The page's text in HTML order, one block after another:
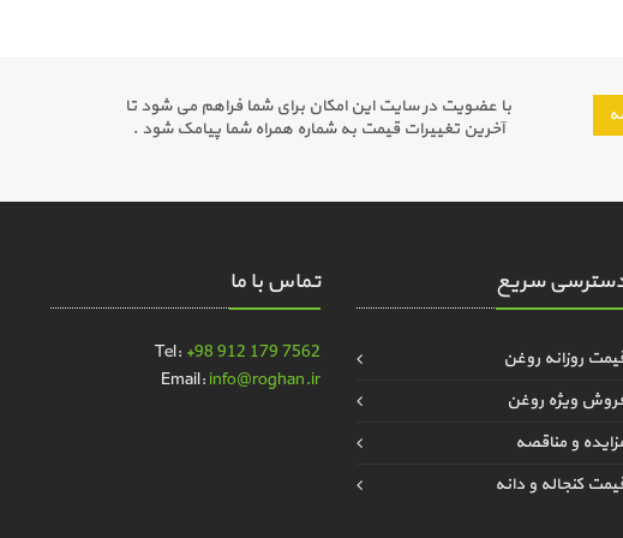
با عضویت در سایت این امکان برای شما فراهم می شود تا
آخرین تغییرات قیمت به شماره همراه شما پیامک شود .
سریع
روزانه روغن
ویژه روغن
و مناقصه
کنجاله و دانه
تماس با ما
Tel: +98 912 179 7562
Email:info@roghan.ir